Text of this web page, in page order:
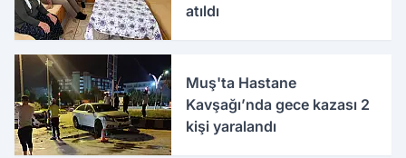
atıldı
Muş'ta Hastane
Kavşağı’nda gece kazası 2
kişi yaralandı